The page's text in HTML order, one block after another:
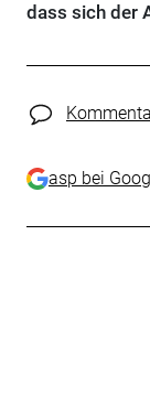
dass sich der
asp bei